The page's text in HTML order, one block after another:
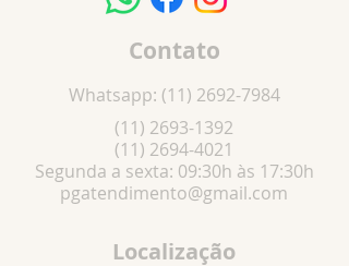
Contato
Whatsapp: (11) 2692-7984
(11) 2693-1392
(11) 2694-4021
Segunda a sexta: 09:30h às 17:30h
pgatendimento@gmail.com
Localização